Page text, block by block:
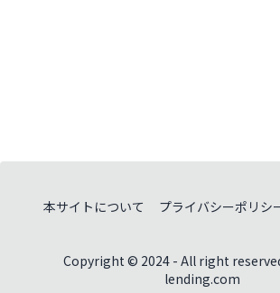
本サイトについて プライバシーポリシ
Copyright © 2024 - All right
lending.com